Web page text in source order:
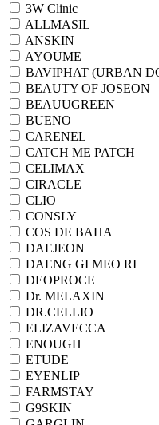
3W Clinic
ALLMASIL
ANSKIN
AYOUME
BAVIPHAT (URBAN
BEAUTY OF JOSEON
BEAUUGREEN
BUENO
CARENEL
CATCH ME PATCH
CELIMAX
CIRACLE
CLIO
CONSLY
COS DE BAHA
DAEJEON
DAENG GI MEO RI
DEOPROCE
Dr. MELAXIN
DR.CELLIO
ELIZAVECCA
ENOUGH
ETUDE
EYENLIP
FARMSTAY
G9SKIN